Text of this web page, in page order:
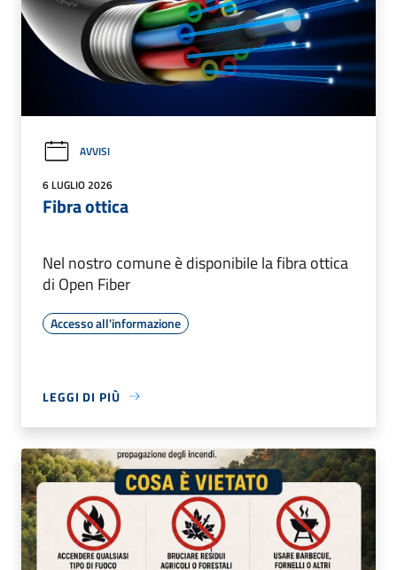
AVVISI
6 LUGLIO 2026
Fibra ottica
Nel nostro comune è disponibile la fibra ottica
di Open Fiber
Accesso all'informazione
LEGGI DI PIÙ